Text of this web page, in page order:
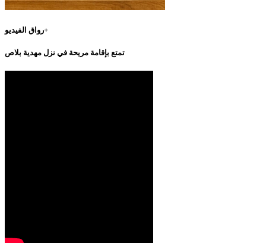
رواق الفيديو+
تمتع بإقامة مريحة في نزل مهدية بلاص